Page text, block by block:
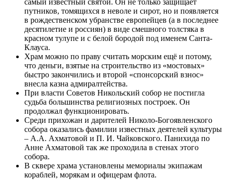
самый известный святой. Он не только защищает
путников, томящихся в неволе и сирот, но и появляется
в рождественском убранстве европейцев (а в последнее
десятилетие и россиян) в виде смешного толстяка в
красном тулупе и с белой бородой под именем Санта-
Клауса.
Храм можно по праву считать морским ещё и потому,
что деньги, взятые на строительство из «мостовых»
быстро закончились и второй «спонсорский взнос»
внесла казна адмиралтейства.
При власти Советов Никольский собор не постигла
судьба большинства религиозных построек. Он
продолжал функционировать.
Среди прихожан и дарителей Николо-Богоявленского
собора оказались фамилии известных деятелей культуры
– А.А. Ахматовой и П. И. Чайковского. Панихида по
Анне Ахматовой так же проходила в стенах этого
собора.
В сквере храма установлены мемориалы экипажам
кораблей, морякам и офицерам флота.